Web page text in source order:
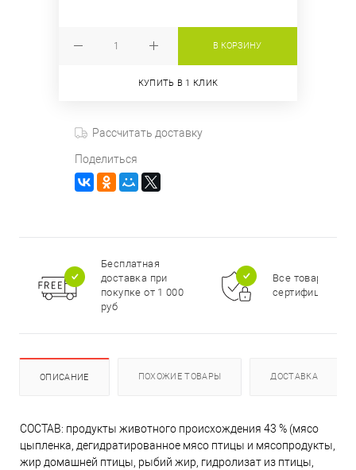
В КОРЗИНУ
КУПИТЬ В 1 КЛИК
Рассчитать доставку
Поделиться
Бесплатная
доставка при
покупке от 1 000
руб
Все товары
ОПИСАНИЕ ПОХОЖИЕ ТОВАРЫ ДОСТАВКА
СОСТАВ: продукты животного происхождения 43 % (мясо
цыпленка, дегидратированное мясо птицы и мясопродукты,
жир домашней птицы, рыбий жир, гидролизат из птицы,